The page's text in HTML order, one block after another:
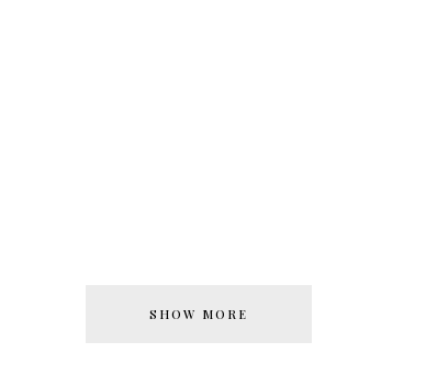
SHOW MORE